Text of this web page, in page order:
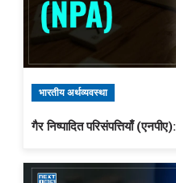
भारतीय अर्थव्यवस्था
गैर निष्पादित परिसंपत्तियाँ